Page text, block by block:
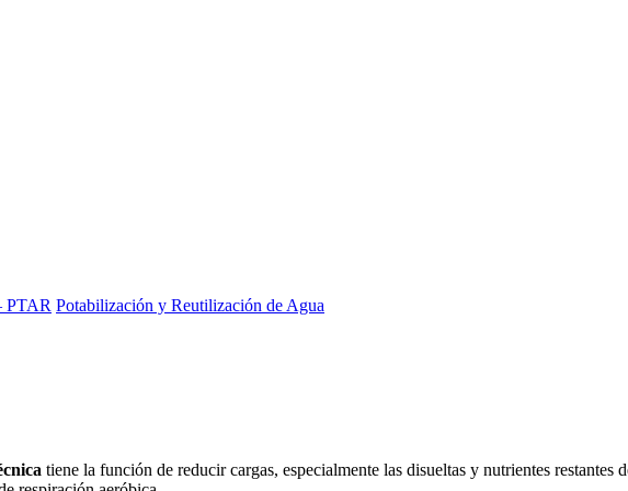
PTAR Potabilización y Reutilización de Agua
tiene la función de reducir cargas, especialmente las disueltas y nutrientes restantes